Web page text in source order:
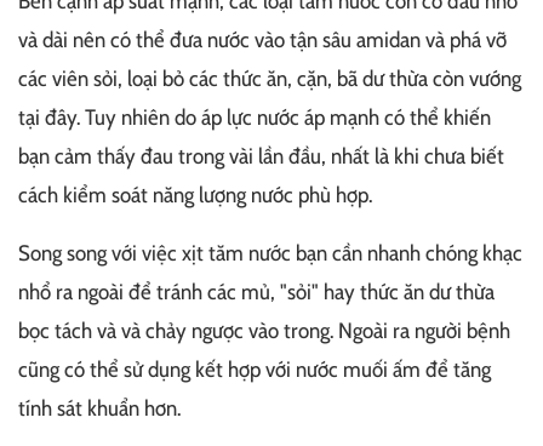
và dài nên có thể đưa nước vào tận sâu amidan và phá vỡ
các viên sỏi, loại bỏ các thức ăn, cặn, bã dư thừa còn vướng
tại đây. Tuy nhiên do áp lực nước áp mạnh có thể khiến
bạn cảm thấy đau trong vài lần đầu, nhất là khi chưa biết
cách kiểm soát năng lượng nước phù hợp.
Song song với việc xịt tăm nước bạn cần nhanh chóng khạc
nhổ ra ngoài để tránh các mủ, "sỏi" hay thức ăn dư thừa
bọc tách và và chảy ngược vào trong. Ngoài ra người bệnh
cũng có thể sử dụng kết hợp với nước muối ấm để tăng
tính sát khuẩn hơn.